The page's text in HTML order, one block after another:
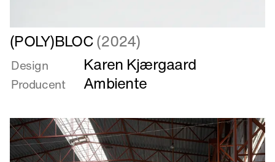
Læs
mere
om
(POLY)BLOC
(POLY)BLOC(2024)
Design Karen Kjærgaard
Producent Ambiente